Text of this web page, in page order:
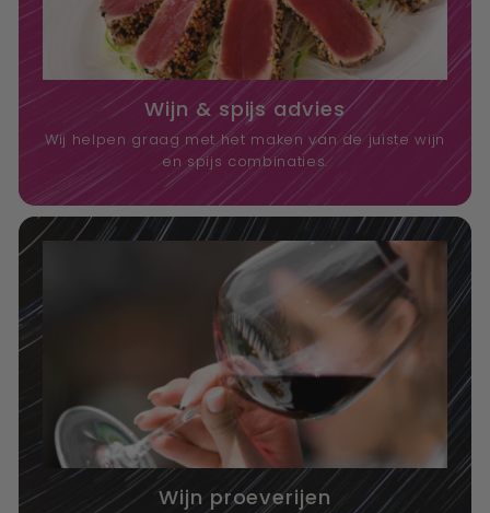
Wijn & spijs advies
Wij helpen graag met het maken van de juiste wijn
en spijs combinaties.
Wijn proeverijen